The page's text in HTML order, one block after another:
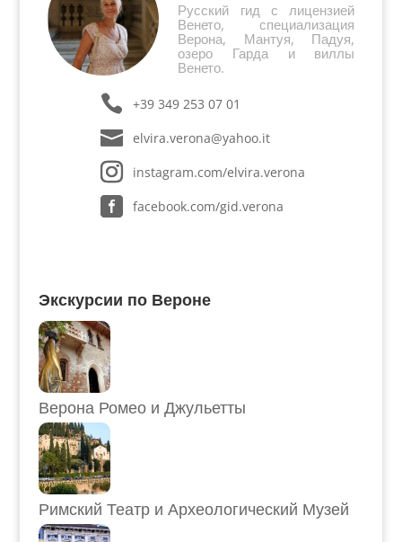
Русский гид с лицензией
Венето, специализация
Верона, Мантуя, Падуя,
озеро Гарда и виллы
Венето.
+39 349 253 07 01
elvira.verona@yahoo.it
instagram.com/elvira.verona
facebook.com/gid.verona
Экскурсии по Вероне
Верона Ромео и Джульетты
Римский Театр и Археологический Музей